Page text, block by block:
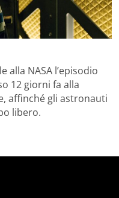
alla NASA l’episodio
12 giorni fa alla
affinché gli astronauti
libero.